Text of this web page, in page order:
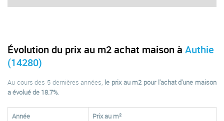
Évolution du prix au m2 achat maison à Authie
(14280)
Au cours des 5 dernières années, le prix au m2 pour l'achat d'une maison
a évolué de 18.7%.
Année
Prix au m²